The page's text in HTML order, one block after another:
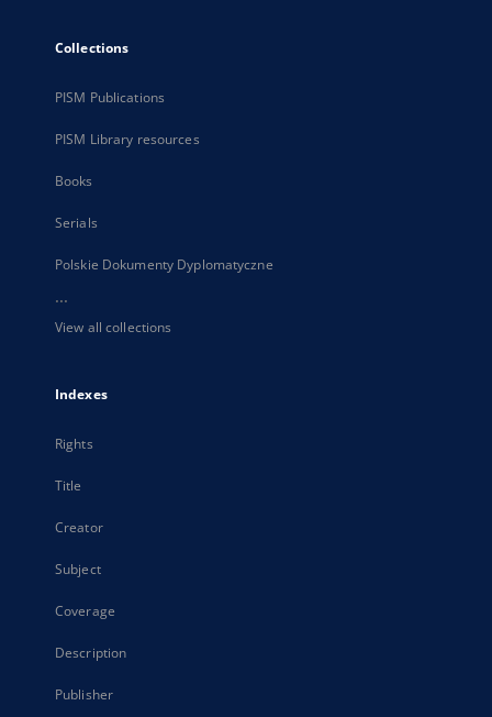
Collections
PISM Publications
PISM Library resources
Books
Serials
Polskie Dokumenty Dyplomatyczne
...
View all collections
Indexes
Rights
Title
Creator
Subject
Coverage
Description
Publisher